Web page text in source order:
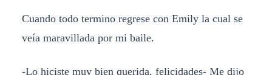
Cuando todo termino regrese con Emily la cual se
veía maravillada por mi baile.
-Lo hiciste muy bien querida, felicidades- Me dijo